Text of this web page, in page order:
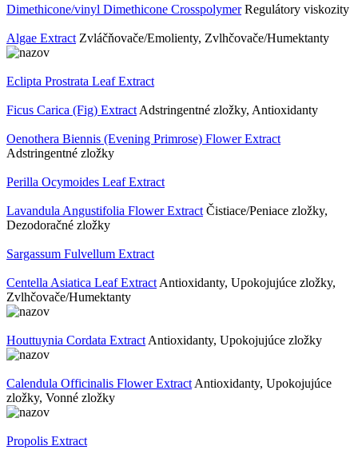
Dimethicone/vinyl Dimethicone Crosspolymer Regulátory viskozity
Algae Extract Zvláčňovače/Emolienty, Zvlhčovače/Humektanty
Eclipta Prostrata Leaf Extract
Ficus Carica (Fig) Extract Adstringentné zložky, Antioxidanty
Oenothera Biennis (Evening Primrose) Flower Extract
Adstringentné zložky
Perilla Ocymoides Leaf Extract
Lavandula Angustifolia Flower Extract Čistiace/Peniace zložky,
Dezodoračné zložky
Sargassum Fulvellum Extract
Centella Asiatica Leaf Extract Antioxidanty, Upokojujúce zložky,
Zvlhčovače/Humektanty
Houttuynia Cordata Extract Antioxidanty, Upokojujúce zložky
Calendula Officinalis Flower Extract Antioxidanty, Upokojujúce
zložky, Vonné zložky
Propolis Extract